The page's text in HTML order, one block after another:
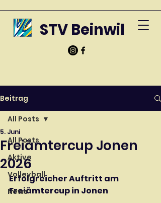
STV Beinwil
Beitrag
All Posts
Aktive
Volleyball
News
All Posts
Freiämtercup Jonen
2026
5. Juni
Erfolgreicher Auftritt am
Freiämtercup in Jonen